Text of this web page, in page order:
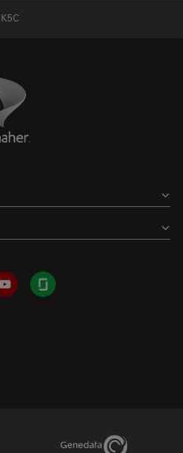
K5C
Logo
YouTubeGlassdoor
Genedata Link